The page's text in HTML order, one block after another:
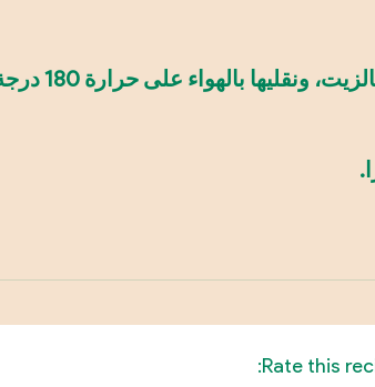
على حرارة 180 درجة مئوية لمدة 10 دقائق.
Rate this